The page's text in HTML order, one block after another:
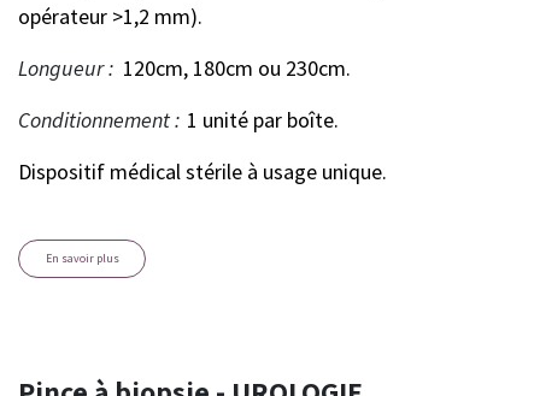
opérateur >1,2 mm).
Longueur : 120cm, 180cm ou 230cm.
Conditionnement : 1 unité par boîte.
Dispositif médical stérile à usage unique.
En savoir plus